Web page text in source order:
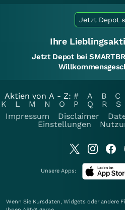
Jetzt Depot
Ihre
Jetzt Depot bei
Aktien von A - Z: # A B C
K
L M N O P Q R S
Impressum
Disclaimer
Einstellungen
Unsere Apps:
Wenn Sie Kursdaten, Widgets oder andere